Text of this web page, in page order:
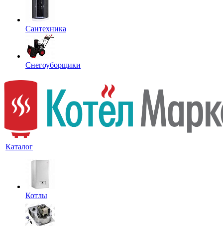
Сантехника
Снегоуборщики
Каталог
Котлы